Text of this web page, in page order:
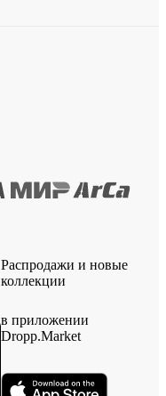
Распродажи и новые
коллекции
в приложении
Dropp.Market